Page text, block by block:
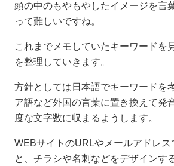
頭の中のもやもやしたイメージを言
って難しいですね。
これまでメモしていたキーワードを
を整理していきます。
方針としては日本語でキーワードを
ア語など外国の言葉に置き換えて発
度な文字数に収まるようします。
WEBサイトのURLやメールアドレス
と、チラシや名刺などをデザインす